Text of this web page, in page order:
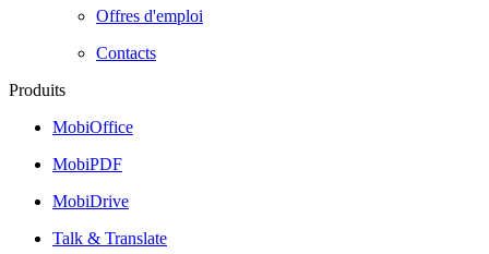
Offres d'emploi
Contacts
Produits
MobiOffice
MobiPDF
MobiDrive
Talk & Translate